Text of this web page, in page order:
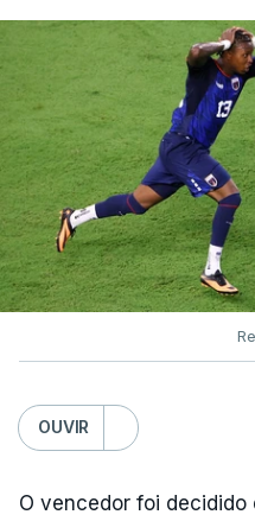
OUVIR
O vencedor foi